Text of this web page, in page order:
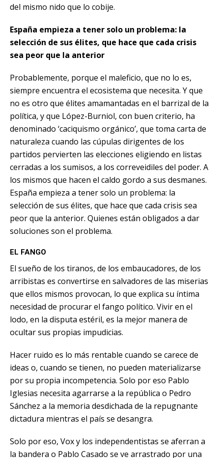
del mismo nido que lo cobije.
España empieza a tener solo un problema: la
selección de sus élites, que hace que cada crisis
sea peor que la anterior
Probablemente, porque el maleficio, que no lo es,
siempre encuentra el ecosistema que necesita. Y que
no es otro que élites amamantadas en el barrizal de la
política, y que López-Burniol, con buen criterio, ha
denominado ‘caciquismo orgánico’, que toma carta de
naturaleza cuando las cúpulas dirigentes de los
partidos pervierten las elecciones eligiendo en listas
cerradas a los sumisos, a los correveidiles del poder. A
los mismos que hacen el caldo gordo a sus desmanes.
España empieza a tener solo un problema: la
selección de sus élites, que hace que cada crisis sea
peor que la anterior. Quienes están obligados a dar
soluciones son el problema.
EL FANGO
El sueño de los tiranos, de los embaucadores, de los
arribistas es convertirse en salvadores de las miserias
que ellos mismos provocan, lo que explica su íntima
necesidad de procurar el fango político. Vivir en el
lodo, en la disputa estéril, es la mejor manera de
ocultar sus propias impudicias.
Hacer ruido es lo más rentable cuando se carece de
ideas o, cuando se tienen, no pueden materializarse
por su propia incompetencia. Solo por eso Pablo
Iglesias necesita agarrarse a la república o Pedro
Sánchez a la memoria desdichada de la repugnante
dictadura mientras el país se desangra.
Solo por eso, Vox y los independentistas se aferran a
la bandera o Pablo Casado se ve arrastrado por una